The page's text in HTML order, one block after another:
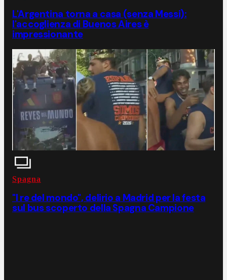
L'Argentina torna a casa (senza Messi):
l'accoglienza di Buenos Aires è
impressionante
Spagna
"I re del mondo", delirio a Madrid per la festa
sul bus scoperto della Spagna Campione